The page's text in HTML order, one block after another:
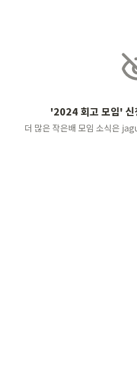
'2024 회고 모임' 신
더 많은 작은배 모임 소식은